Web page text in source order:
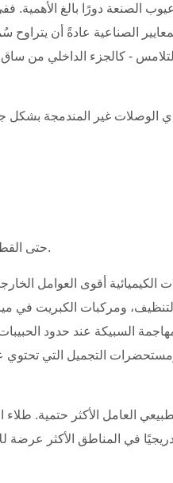
الصنعة دورًا بالغ الأهمية.
- كالجزء الداخلي من ساق
الوصلات غير المندمجة بشكل
حتى القطعة الذهبية ثلاثية الألوان المصنوعة بإتقان تكون عرضة للتأثر بالبيئة التي يتم ارتداؤها وتخزينها فيها.
الكيميائية أقوى العوامل
ومركبات الكبريت في
مهاجمة السبيكة عند حدود
التجميل التي تحتوي
العامل الأكثر حتمية.
في المناطق الأكثر عرضة